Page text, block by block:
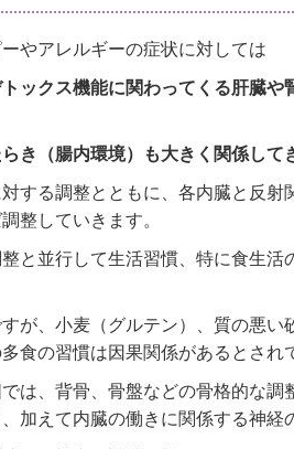
やアレルギーの症状に対しては
ックス機能に関わってくる肝臓や
き（腸内環境）も大きく関係して
する調整とともに、各内臓と反射
整していきます。
と並行して生活習慣、特に食生活
が、小麦（グルテン）、質の悪い
食の習慣は因果関係があるとされ
は、背骨、骨盤などの骨格的な調
加えて内臓の働きに関係する神経